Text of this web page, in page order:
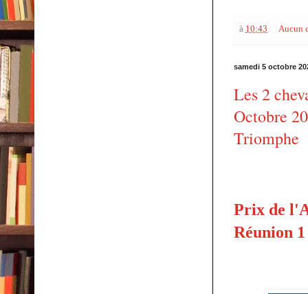
à 10:43 Aucun
samedi 5 octobre
Les 2
Octobre
Triomphe
Prix de
Réunion